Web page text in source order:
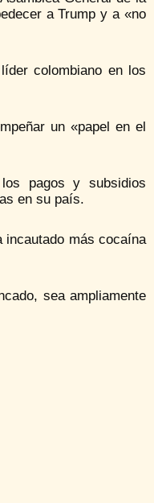
a Trump y a «no
colombiano en los
un «papel en el
pagos y subsidios
en su país.
más cocaína
sea ampliamente